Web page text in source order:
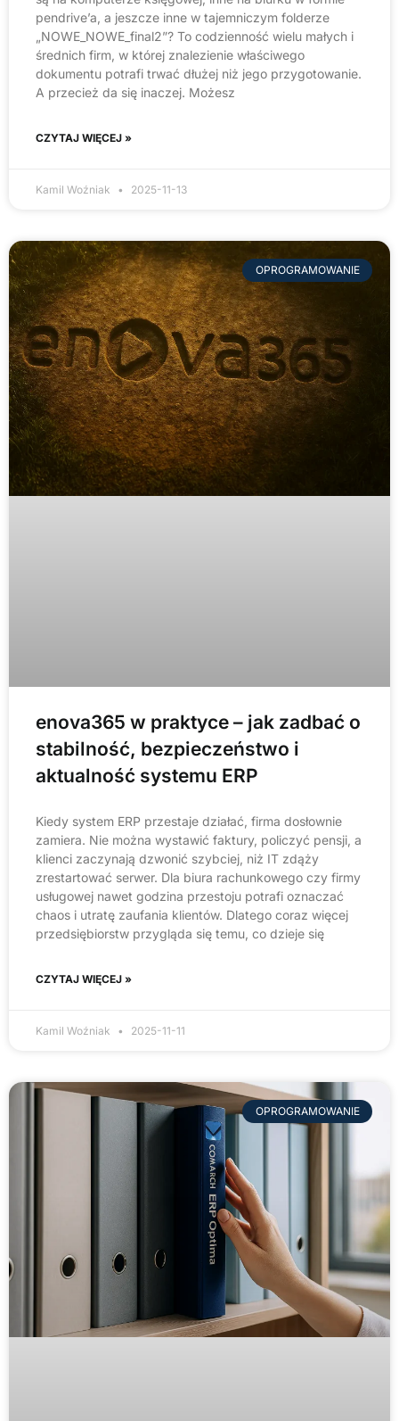
pendrive’a, a jeszcze inne w tajemniczym folderze
„NOWE_NOWE_final2”? To codzienność wielu małych i
średnich firm, w której znalezienie właściwego
dokumentu potrafi trwać dłużej niż jego przygotowanie.
A przecież da się inaczej. Możesz
CZYTAJ WIĘCEJ »
Kamil Woźniak 2025-11-13
OPROGRAMOWANIE
enova365 w praktyce – jak zadbać o
stabilność, bezpieczeństwo i
aktualność systemu ERP
Kiedy system ERP przestaje działać, firma dosłownie
zamiera. Nie można wystawić faktury, policzyć pensji, a
klienci zaczynają dzwonić szybciej, niż IT zdąży
zrestartować serwer. Dla biura rachunkowego czy firmy
usługowej nawet godzina przestoju potrafi oznaczać
chaos i utratę zaufania klientów. Dlatego coraz więcej
przedsiębiorstw przygląda się temu, co dzieje się
CZYTAJ WIĘCEJ »
Kamil Woźniak 2025-11-11
OPROGRAMOWANIE